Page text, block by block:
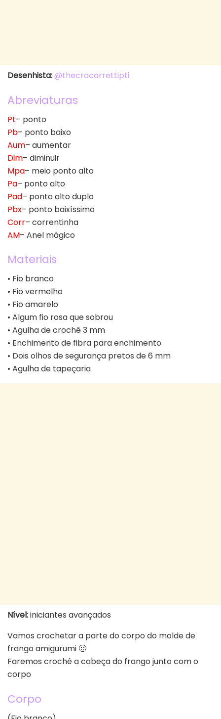
Desenhista:@thecrocorrettipti
Abreviaturas
Pt– ponto
Pb– ponto baixo
Aum– aumentar
Dim– diminuir
Mpa– meio ponto alto
Pa– ponto alto
Pad– ponto alto duplo
Pbx– ponto baixíssimo
Corr– correntinha
AM– Anel mágico
Materiais
• Fio branco
• Fio vermelho
• Fio amarelo
• Algum fio rosa que sobrou
• Agulha de crochê 3 mm
• Enchimento de fibra para enchimento
• Dois olhos de segurança pretos de 6 mm
• Agulha de tapeçaria
Nível:iniciantes avançados
Vamos crochetar a parte do corpo do molde de
frango amigurumi 🙂
Faremos crochê a cabeça do frango junto com o
corpo
Corpo